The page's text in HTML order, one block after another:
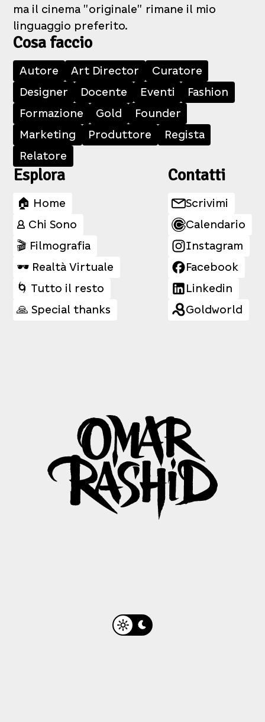
ma il cinema "originale" rimane il mio
linguaggio preferito.
Cosa faccio
Autore Art Director
Curatore
Designer
Docente Eventi
Fashion
Formazione
Gold
Founder
Marketing
Produttore
Regista
Relatore
Esplora
🏠 Home
👤 Chi Sono
🎬 Filmografia
🕶️ Realtà Virtuale
🌀 Tutto il resto
🙏 Special thanks
Contatti
Scrivimi
Calendario
Instagram
Facebook
Linkedin
Goldworld